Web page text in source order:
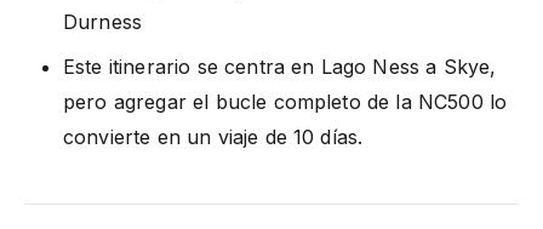
Durness
Este itinerario se centra en Lago Ness a Skye,
pero agregar el bucle completo de la NC500 lo
convierte en un viaje de 10 días.